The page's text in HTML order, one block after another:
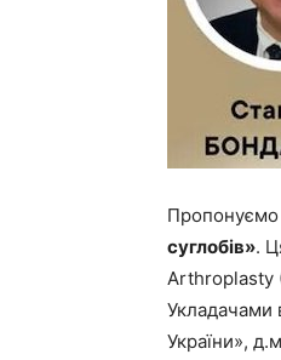
Пропонуємо
суглобів».
Arthroplasty
Укладачами
України»,